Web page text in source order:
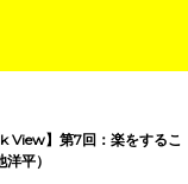
View】第7回：楽をするこ
平）